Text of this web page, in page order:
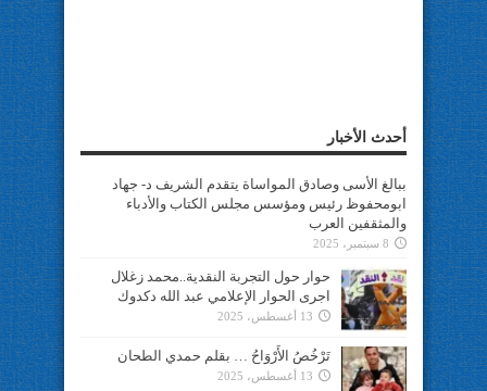
أحدث الأخبار
ببالغ الأسى وصادق المواساة يتقدم الشريف د- جهاد
ابومحفوظ رئيس ومؤسس مجلس الكتاب والأدباء
والمثقفين العرب
8 سبتمبر، 2025
حوار حول التجربة النقدية..محمد زغلال
اجرى الحوار الإعلامي عبد الله دكدوك
13 أغسطس، 2025
تَرْخُصُ الأَرْوَاحُ … بقلم حمدي الطحان
13 أغسطس، 2025